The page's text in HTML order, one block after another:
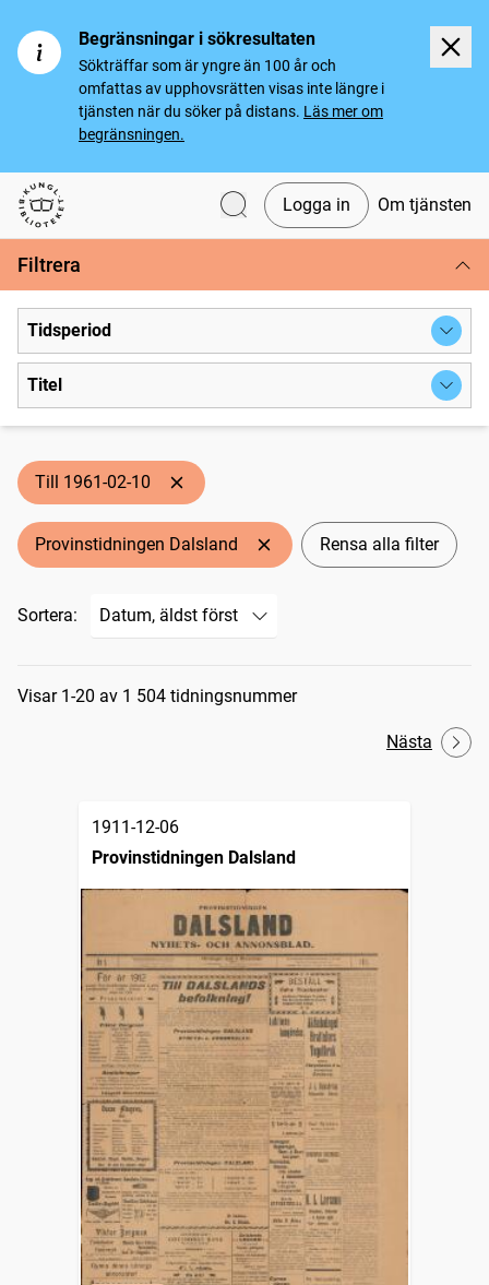
Begränsningar i sökresultaten
Sökträffar som är yngre än 100 år och
omfattas av upphovsrätten visas inte längre i
tjänsten när du söker på distans. Läs mer om
begränsningen.
Svenska tidningar
Logga in Om tjänsten
Filtrera
Tidsperiod
Titel
Till 1961-02-10
Provinstidningen Dalsland Rensa alla filter
Sortera:
Sökresultat
Visar 1-20 av 1 504 tidningsnummer
Nästa
1911-12-06
Provinstidningen Dalsland